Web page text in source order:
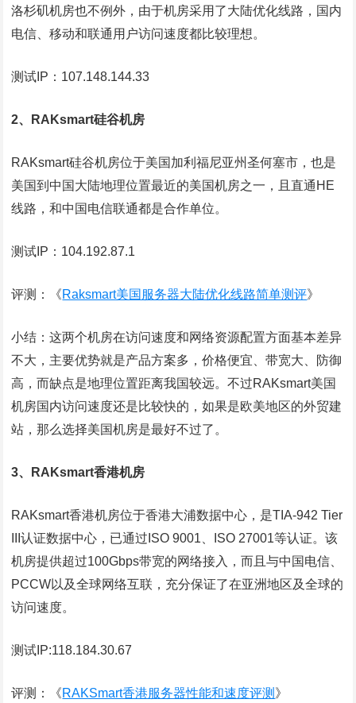
洛杉矶机房也不例外，由于机房采用了大陆优化线路，国内
电信、移动和联通用户访问速度都比较理想。
测试IP：107.148.144.33
2、RAKsmart硅谷机房
RAKsmart硅谷机房位于美国加利福尼亚州圣何塞市，也是
美国到中国大陆地理位置最近的美国机房之一，且直通HE
线路，和中国电信联通都是合作单位。
测试IP：104.192.87.1
评测：《Raksmart美国服务器大陆优化线路简单测评》
小结：这两个机房在访问速度和网络资源配置方面基本差异
不大，主要优势就是产品方案多，价格便宜、带宽大、防御
高，而缺点是地理位置距离我国较远。不过RAKsmart美国
机房国内访问速度还是比较快的，如果是欧美地区的外贸建
站，那么选择美国机房是最好不过了。
3、RAKsmart香港机房
RAKsmart香港机房位于香港大浦数据中心，是TIA-942 Tier
III认证数据中心，已通过ISO 9001、ISO 27001等认证。该
机房提供超过100Gbps带宽的网络接入，而且与中国电信、
PCCW以及全球网络互联，充分保证了在亚洲地区及全球的
访问速度。
测试IP:118.184.30.67
评测：《RAKSmart香港服务器性能和速度评测 》